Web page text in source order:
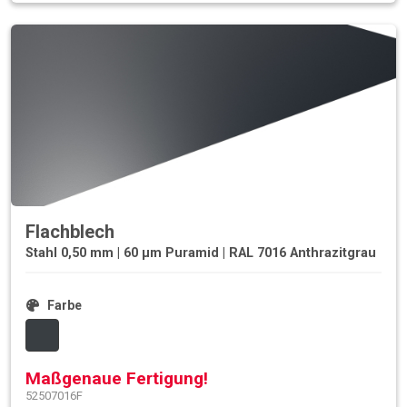
Flachblech
Stahl 0,50 mm | 60 µm Puramid | RAL 7016 Anthrazitgrau
Farbe
Maßgenaue Fertigung!
52507016F